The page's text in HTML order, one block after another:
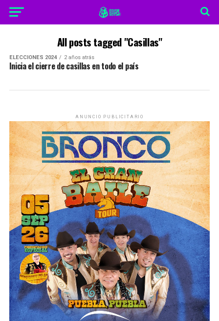
All posts tagged "Casillas"
ELECCIONES 2024 2 años atrás
Inicia el cierre de casillas en todo el país
ANUNCIO PUBLICITARIO